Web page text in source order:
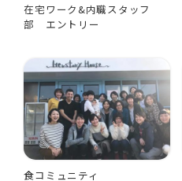
在宅ワーク&内職スタッフ
部 エントリー
食コミュニティ